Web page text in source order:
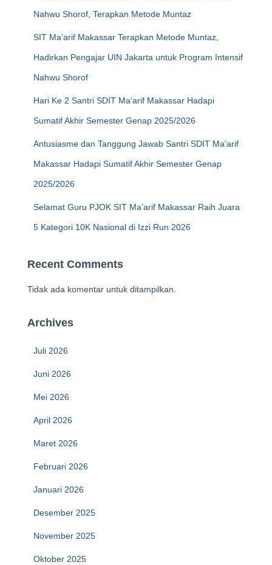
Nahwu Shorof, Terapkan Metode Muntaz
SIT Ma’arif Makassar Terapkan Metode Muntaz,
Hadirkan Pengajar UIN Jakarta untuk Program Intensif
Nahwu Shorof
Hari Ke 2 Santri SDIT Ma’arif Makassar Hadapi
Sumatif Akhir Semester Genap 2025/2026
Antusiasme dan Tanggung Jawab Santri SDIT Ma’arif
Makassar Hadapi Sumatif Akhir Semester Genap
2025/2026
Selamat Guru PJOK SIT Ma’arif Makassar Raih Juara
5 Kategori 10K Nasional di Izzi Run 2026
Recent Comments
Tidak ada komentar untuk ditampilkan.
Archives
Juli 2026
Juni 2026
Mei 2026
April 2026
Maret 2026
Februari 2026
Januari 2026
Desember 2025
November 2025
Oktober 2025